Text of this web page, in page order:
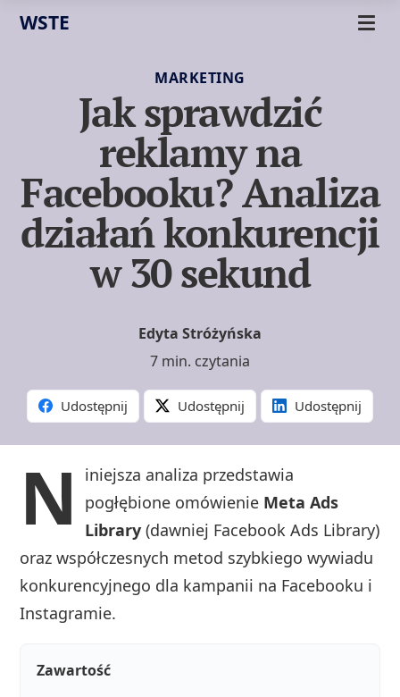
WSTE
MARKETING
Jak sprawdzić
reklamy na
Facebooku? Analiza
działań konkurencji
w 30 sekund
Edyta Stróżyńska
7 min. czytania
Udostępnij Udostępnij Udostępnij
N
iniejsza analiza przedstawia
pogłębione omówienie Meta Ads
Library (dawniej Facebook Ads Library)
oraz współczesnych metod szybkiego wywiadu
konkurencyjnego dla kampanii na Facebooku i
Instagramie.
Zawartość